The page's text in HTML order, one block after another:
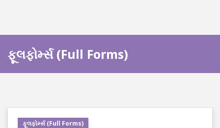
ફૂલફોર્મ્સ (Full Forms)
ફૂલફોર્મ્સ (Full Forms)